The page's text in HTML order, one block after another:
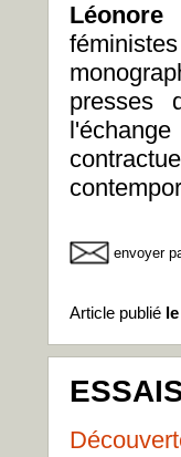
Léonore
presses
envoyer
Article publié